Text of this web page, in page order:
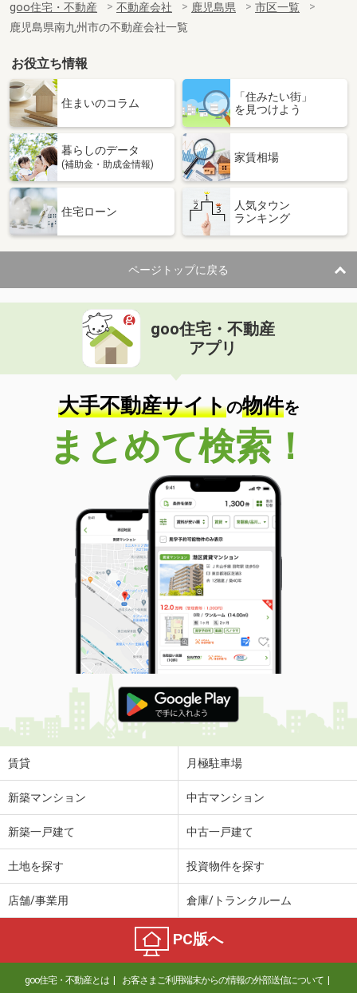
goo住宅・不動産 不動産会社 鹿児島県
市区一覧
鹿児島県南九州市の不動産会社一覧
お役立ち情報
住まいのコラム
「住みたい街」
を見つけよう
暮らしのデータ
(補助金・助成金情報)
家賃相場
住宅ローン
人気タウン
ランキング
ページトップに戻る
goo住宅・不動産
アプリ
大手不動産サイトの物件を
まとめて検索！
賃貸 月極駐車場
新築マンション 中古マンション
新築一戸建て 中古一戸建て
土地を探す 投資物件を探す
店舗/事業用 倉庫/トランクルーム
PC版へ
goo住宅・不動産とは お客さまご利用端末からの情報の外部送信について